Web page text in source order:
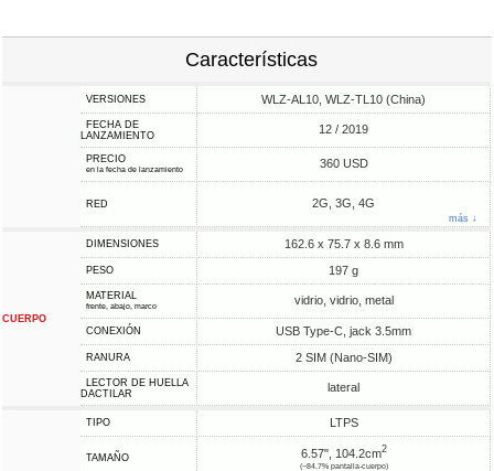
Características
VERSIONES WLZ-AL10, WLZ-TL10 (China)
FECHA DE
LANZAMIENTO
12 / 2019
PRECIO
en la fecha de lanzamiento 360 USD
RED 2G, 3G, 4G
más ↓
CUERPO
DIMENSIONES 162.6 x 75.7 x 8.6 mm
PESO 197 g
MATERIAL
frente, abajo, marco vidrio, vidrio, metal
CONEXIÓN USB Type-C, jack 3.5mm
RANURA 2 SIM (Nano-SIM)
LECTOR DE HUELLA
DACTILAR
lateral
TIPO LTPS
TAMAÑO 6.57", 104.2cm2
(~84.7% pantalla-cuerpo)